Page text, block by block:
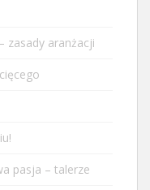
zasady aranżacji
pasja – talerze